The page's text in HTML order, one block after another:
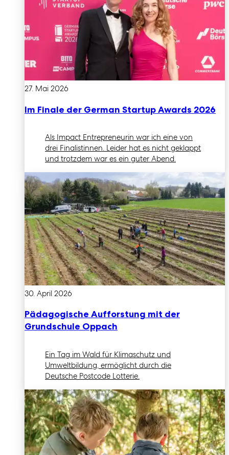
27. Mai 2026
Im Finale der German Startup Awards 2026
Als Impact Entrepreneurin war ich eine von
drei Finalistinnen. Leider hat es nicht geklappt
und trotzdem war es ein guter Abend.
30. April 2026
Pädagogische Aufforstung mit der
Grundschule Oppach
Ein Tag im Wald für Klimaschutz und
Umweltbildung, ermöglicht durch die
Deutsche Postcode Lotterie.